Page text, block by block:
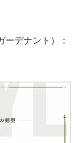
デナント）：